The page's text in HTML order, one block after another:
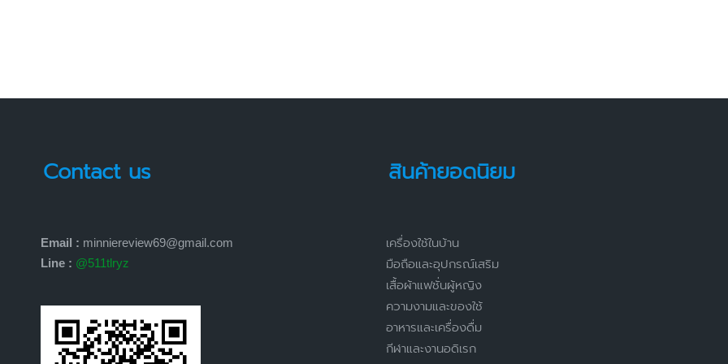
Contact us
Email : minniereview69@gmail.com
Line : @511tlryz
สินค้ายอดนิยม
เครื่องใช้ในบ้าน
มือถือและอุปกรณ์เสริม
เสื้อผ้าแฟชั่นผู้หญิง
ความงามและของใช้
อาหารและเครื่องดื่ม
กีฬาและงานอดิเรก